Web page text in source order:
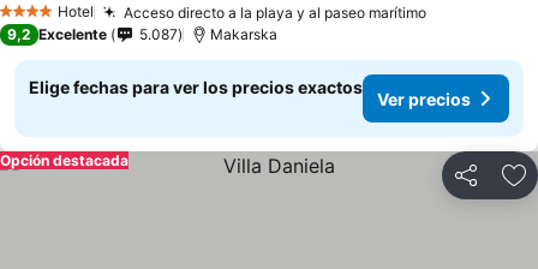
4 EstrellasHotel Acceso directo a la playa y al paseo marítimo
9,2 Excelente 5.087 Makarska
Elige fechas para ver los precios exactos
Ver precios
Compartir
Opción destacada